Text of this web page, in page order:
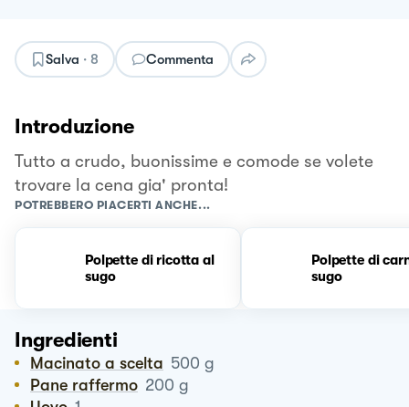
Salva · 8 Commenta
Introduzione
Tutto a crudo, buonissime e comode se volete
trovare la cena gia' pronta!
POTREBBERO PIACERTI ANCHE...
Polpette di ricotta al
sugo
Polpette di
sugo
Ingredienti
Macinato a scelta 500 g
Pane raffermo 200 g